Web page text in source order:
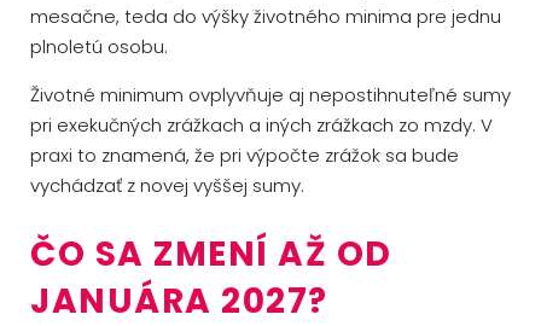
mesačne, teda do výšky životného minima pre jednu
plnoletú osobu.
Životné minimum ovplyvňuje aj nepostihnuteľné sumy
pri exekučných zrážkach a iných zrážkach zo mzdy. V
praxi to znamená, že pri výpočte zrážok sa bude
vychádzať z novej vyššej sumy.
ČO SA ZMENÍ AŽ OD
JANUÁRA 2027?